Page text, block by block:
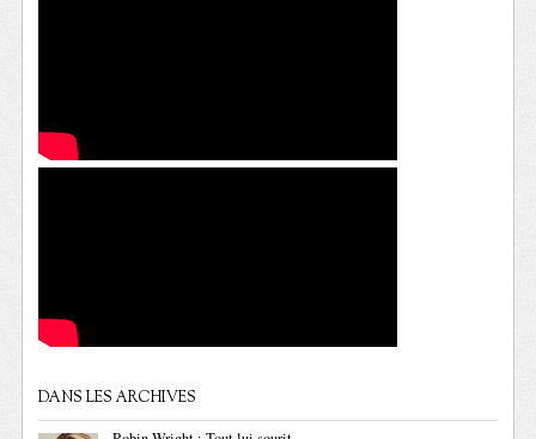
DANS LES ARCHIVES